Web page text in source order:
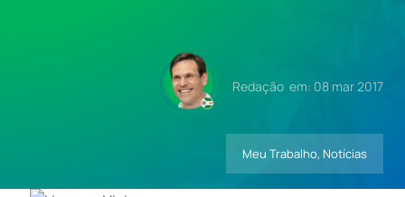
Redação em: 08 mar 2017
Meu Trabalho, Notícias